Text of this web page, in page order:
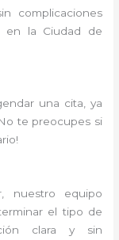
complicaciones
en la Ciudad de
una cita, ya
te preocupes si
nuestro equipo
el tipo de
clara y sin